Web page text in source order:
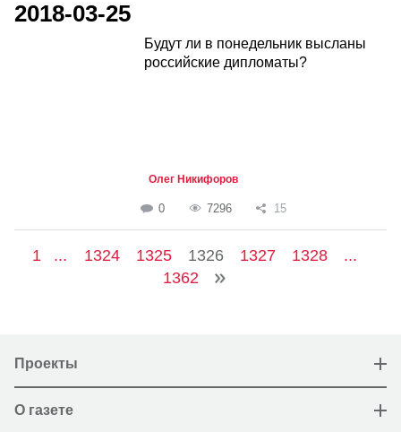
2018-03-25
Будут ли в понедельник высланы
российские дипломаты?
Олег Никифоров
0 7296 15
1 ... 1324 1325 1326 1327 1328
...
1362
Проекты
О газете